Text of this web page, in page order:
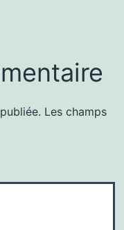
Les champs